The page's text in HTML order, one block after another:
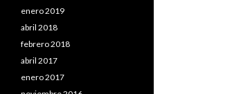
enero 2019
abril 2018
febrero 2018
abril 2017
enero 2017